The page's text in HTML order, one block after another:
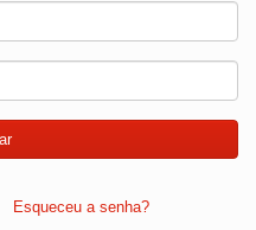
Esqueceu a senha?